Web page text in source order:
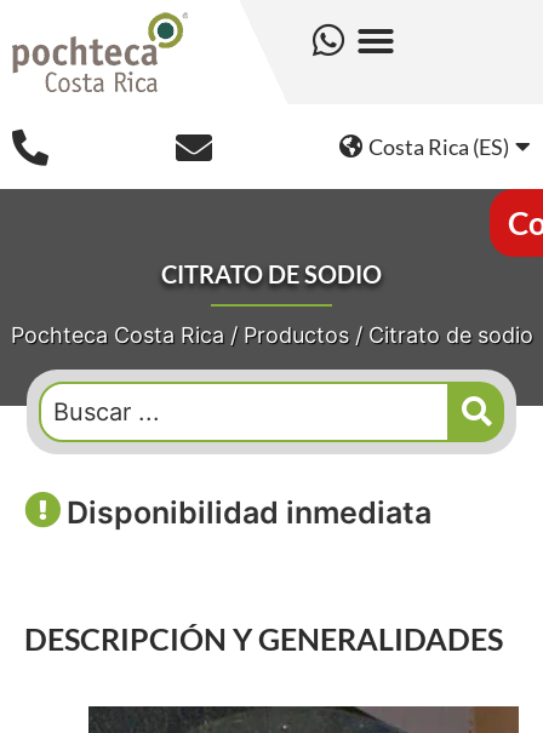
Costa Rica (ES)
CITRATO DE SODIO
Pochteca Costa Rica/ Productos/ Citrato de sodio
Disponibilidad inmediata
DESCRIPCIÓN Y GENERALIDADES